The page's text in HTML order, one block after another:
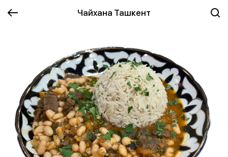
Чайхана Ташкент